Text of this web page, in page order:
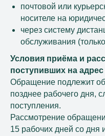
почтовой или
носителе на
через систему
обслуживания
Условия приёма и
поступивших на
Обращение подлежит
позднее рабочего дня,
поступления.
Рассмотрение
15 рабочих дней со дня